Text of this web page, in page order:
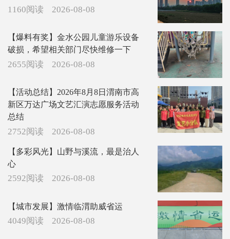
1160阅读 2026-08-08
【爆料有奖】金水公园儿童游乐设备
破损，希望相关部门尽快维修一下
2655阅读 2026-08-08
【活动总结】2026年8月8日渭南市高
新区万达广场文艺汇演志愿服务活动
总结
2752阅读 2026-08-08
【多彩风光】山野与溪流，最是治人
心
2592阅读 2026-08-08
【城市发展】激情临渭助威省运
4049阅读 2026-08-08